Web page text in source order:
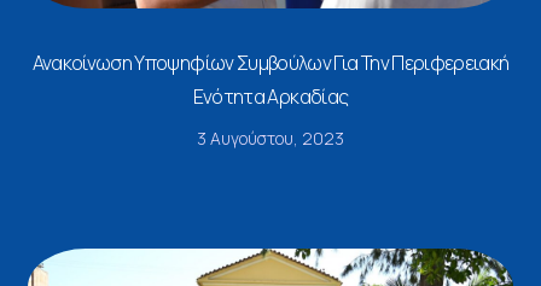
Ανακοίνωση Υποψηφίων Συμβούλων Για Την Περιφερειακή
Ενότητα Αρκαδίας
3 Αυγούστου, 2023